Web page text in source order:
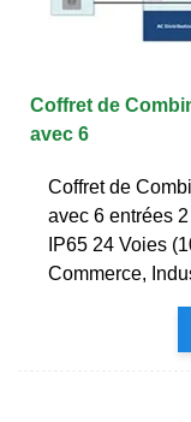
Coffret de
avec 6
Coffret de
avec 6 entrées
IP65 24 Voies
Commerce,